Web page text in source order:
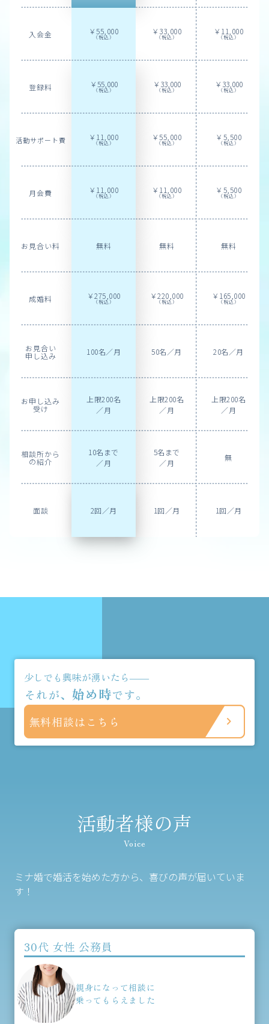
入会金 ￥55,000
（税込）
￥33,000
（税込）
￥11,000
（税込）
登録料 ￥55,000
（税込）
￥33,000
（税込）
￥33,000
（税込）
活動サポート費 ￥11,000
（税込）
￥55,000
（税込）
￥5,500
（税込）
月会費 ￥11,000
（税込）
￥11,000
（税込）
￥5,500
（税込）
お見合い料 無料 無料 無料
成婚料 ￥275,000
（税込）
￥220,000
（税込）
￥165,000
（税込）
お見合い
申し込み 100名／月 50名／月 20名／月
お申し込み
受け
上限200名
／月
上限200名
／月
上限200名
／月
相談所から
の紹介
10名まで
／月
5名まで
／月
無
面談 2回／月 1回／月 1回／月
少しでも興味が湧いたら――
それが、 始め時です。
無料相談はこちら
活動者様の声
Voice
ミナ婚で婚活を始めた方から、喜びの声が届いていま
す！
30代 女性 公務員
親身になって相談に
乗ってもらえました